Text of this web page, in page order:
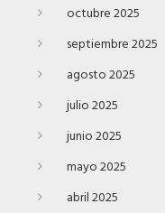
octubre 2025
septiembre 2025
agosto 2025
julio 2025
junio 2025
mayo 2025
abril 2025